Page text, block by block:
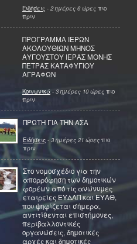
Ειδήσεις - 2 ημέρες 6 ώρες πιο
πριν
ΠΡΟΓΡΑΜΜΑ ΙΕΡΩΝ
ΑΚΟΛΟΥΘΙΩΝ ΜΗΝΟΣ
ΑΥΓΟΥΣΤΟΥ ΙΕΡΑΣ ΜΟΝΗΣ
ΠΕΤΡΑΣ ΚΑΤΑΦΥΓΙΟΥ
ΑΓΡΑΦΩΝ
Κοινωνικά - 3 ημέρες 10 ώρες πιο
πριν
ΠΡΩΤΗ ΓΙΑ ΤΗΝ ΑΣΑ
Ειδήσεις - 3 ημέρες 21 ώρες πιο
πριν
Στο νομοσχέδιο για την
απορρόφηση των δημοτικών
φορέων από τις ανώνυμες
εταιρείες ΕΥΔΑΠ και ΕΥΑΘ,
που ψηφίζεται σήμερα,
αντιτίθενται επιστήμονες,
περιβαλλοντικές
οργανώσεις, δημοτικές
αρχές και δημοτικές